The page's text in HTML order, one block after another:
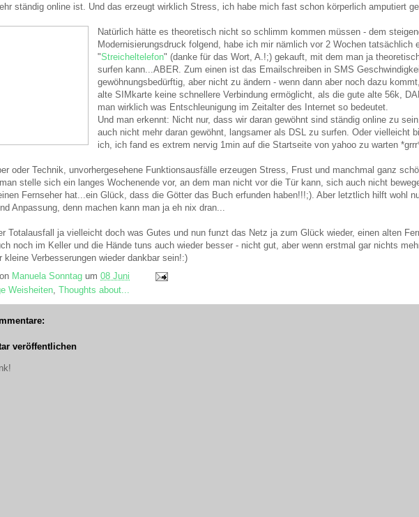
ständig online ist. Und das erzeugt wirklich Stress, ich habe mich fast schon körperlich amputiert
Natürlich hätte es theoretisch nicht so schlimm kommen müssen - dem
Modernisierungsdruck folgend, habe ich mir nämlich vor 2 Wochen tatsächlich
"Streicheltelefon" (danke für das Wort, A.!;) gekauft, mit dem man ja
surfen kann...ABER. Zum einen ist das Emailschreiben in SMS
gewöhnungsbedürftig, aber nicht zu ändern - wenn dann aber noch dazu
alte SIMkarte keine schnellere Verbindung ermöglicht, als die gute alte 56k,
man wirklich was Entschleunigung im Zeitalter des Internet so bedeutet.
Und man erkennt: Nicht nur, dass wir daran gewöhnt sind ständig online zu
auch nicht mehr daran gewöhnt, langsamer als DSL zu surfen. Oder vielleicht
ich, ich fand es extrem nervig 1min auf die Startseite von yahoo zu warten
oder Technik, unvorhergesehene Funktionsausfälle erzeugen Stress, Frust und manchmal ganz
stelle sich ein langes Wochenende vor, an dem man nicht vor die Tür kann, sich auch nicht
Fernseher hat...ein Glück, dass die Götter das Buch erfunden haben!!!;). Aber letztlich hilft wohl
Anpassung, denn machen kann man ja eh nix dran...
Totalausfall ja vielleicht doch was Gutes und nun funzt das Netz ja zum Glück wieder, einen alten
noch im Keller und die Hände tuns auch wieder besser - nicht gut, aber wenn erstmal gar nichts
kleine Verbesserungen wieder dankbar sein!:)
Manuela Sonntag um 08 Juni
Weisheiten Thoughts about...
veröffentlichen